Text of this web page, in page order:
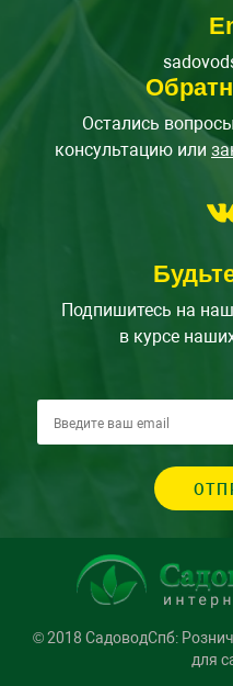
Остались
консультацию или
Подпишитесь на
в курсе
© 2018 СадоводСпб:
для